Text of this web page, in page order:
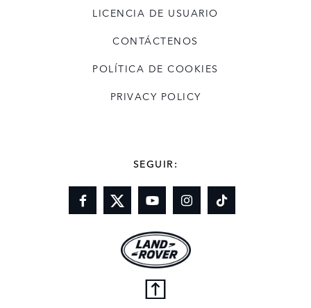
LICENCIA DE USUARIO
CONTÁCTENOS
POLÍTICA DE COOKIES
PRIVACY POLICY
SEGUIR: